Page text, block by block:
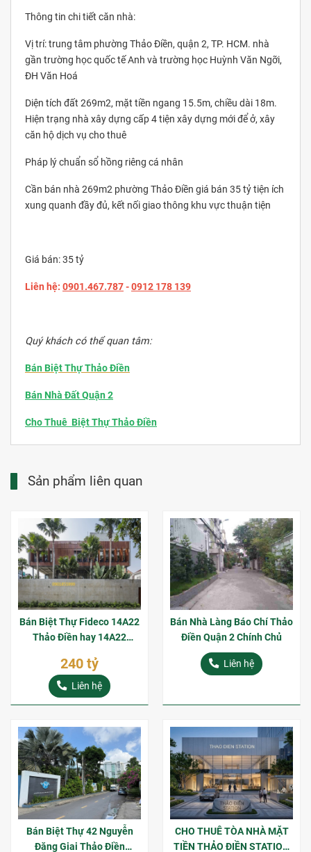
Thông tin chi tiết căn nhà:
Vị trí: trung tâm phường Thảo Điền, quận 2, TP. HCM. nhà
gần trường học quốc tế Anh và trường học Huỳnh Văn Ngỡi,
ĐH Văn Hoá
Diện tích đất 269m2, mặt tiền ngang 15.5m, chiều dài 18m.
Hiện trạng nhà xây dựng cấp 4 tiện xây dựng mới để ở, xây
căn hộ dịch vụ cho thuê
Pháp lý chuẩn sổ hồng riêng cá nhân
Cần bán nhà 269m2 phường Thảo Điền giá bán 35 tỷ tiện ích
xung quanh đầy đủ, kết nối giao thông khu vực thuận tiện
Giá bán: 35 tỷ
Liên hệ: 0901.467.787-0912 178 139
Quý khách có thể quan tâm:
Bán Biệt Thự Thảo Điền
Bán Nhà Đất Quận 2
Cho Thuê Biệt Thự Thảo Điền
Sản phẩm liên quan
Bán Biệt Thự Fideco 14A22
Thảo Điền hay 14A22
Mặt Tiền 508m2 Sổ Hồng
Riêng
240 tỷ
Liên hệ
Bán Nhà Làng Báo Chí Thảo
Điền Quận 2 Chính Chủ
Liên hệ
Bán Biệt Thự 42 Nguyễn
Đăng Giai Thảo Điền
CHO THUÊ TÒA NHÀ MẶT
TIỀN THẢO ĐIỀN STATION